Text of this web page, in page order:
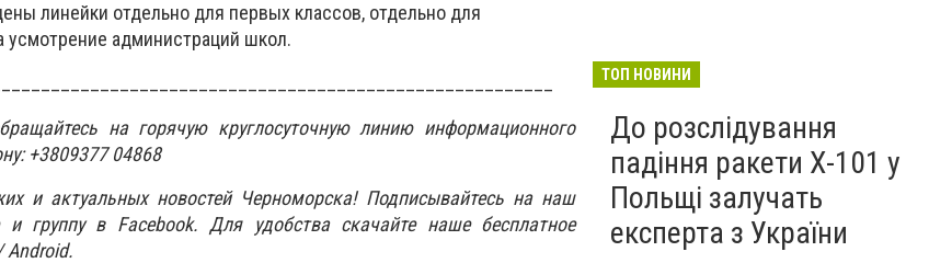
линейки отдельно для первых классов, отдельно для
усмотрение администраций школ.
на горячую круглосуточную линию информационного
+3809377 04868
и актуальных новостей Черноморска! Подписывайтесь на наш
и группу в Facebook. Для удобства скачайте наше бесплатное
Android.
ТОП НОВИНИ
До розслідування
падіння ракети Х-101 у
Польщі залучать
експерта з України